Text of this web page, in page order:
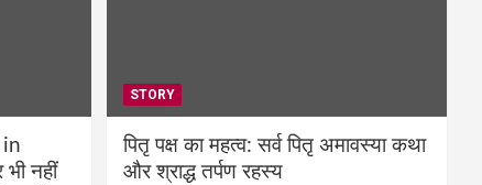
in
नहीं
STORY
पितृ पक्ष का महत्व: सर्व पितृ अमावस्या कथा
और श्राद्ध तर्पण रहस्य